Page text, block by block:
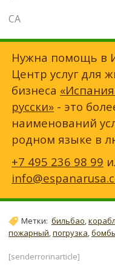
СА
Нужна помощь в
Центр услуг для
бизнеса
русски» - это
наименований
родном языке в
+7 495 236 98 99
Метки: бильбао,
пожарный погрузка
[senderrorinarticle]